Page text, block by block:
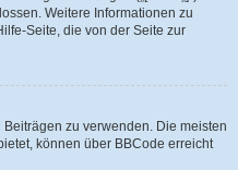
Weitere Informationen zu
Seite, die von der Seite zur
zu verwenden. Die meisten
können über BBCode erreicht